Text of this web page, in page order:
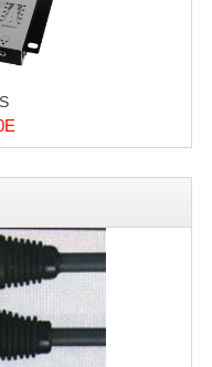
Mousses, Liquid
De Gaz
Froides
Confettis